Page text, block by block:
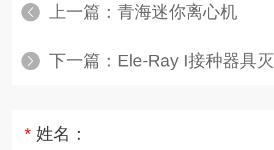
上一篇： 青海迷你离心机
下一篇： Ele-Ray I接种器具
* 姓名：